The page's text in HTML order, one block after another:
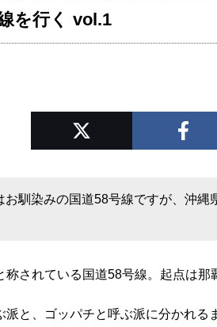
を行く vol.1
お馴染みの国道58号線ですが、沖
称されている国道58号線。起点は
派と、ゴッパチと呼ぶ派に分かれる